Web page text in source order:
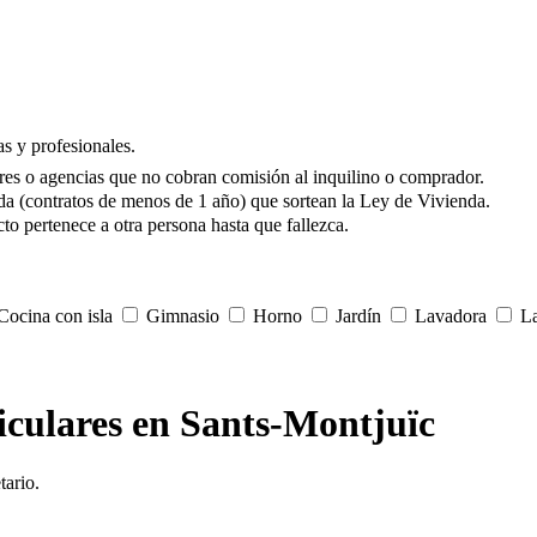
y profesionales.
o agencias que no cobran comisión al inquilino o comprador.
(contratos de menos de 1 año) que sortean la Ley de Vivienda.
pertenece a otra persona hasta que fallezca.
con isla Gimnasio Horno Jardín Lavadora
en Sants-Montjuïc